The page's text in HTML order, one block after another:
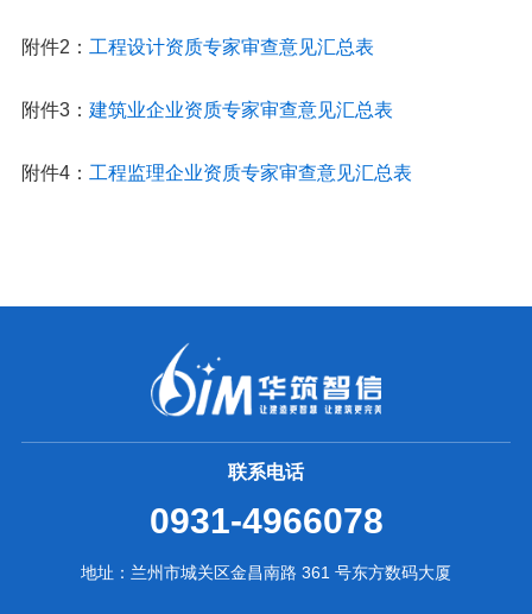
附件2： 工程设计资质专家审查意见汇总表
附件3： 建筑业企业资质专家审查意见汇总表
附件4： 工程监理企业资质专家审查意见汇总表
联系电话
0931-4966078
地址：兰州市城关区金昌南路 361 号东方数码大厦